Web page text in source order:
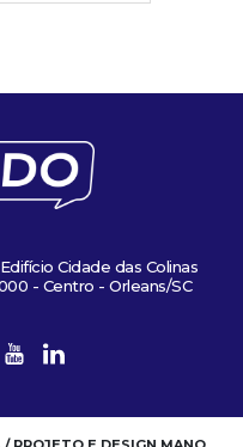
Cidade das Colinas
- Centro - Orleans/SC